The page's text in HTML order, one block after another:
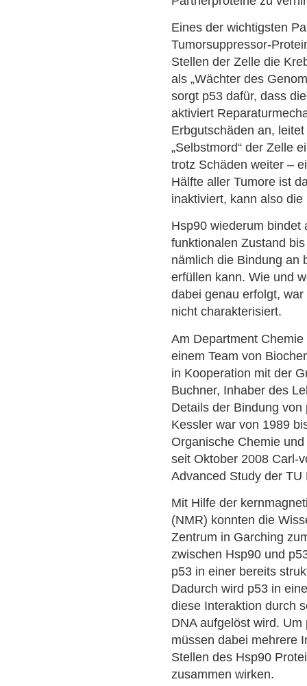
Eines der wichtigsten
Tumorsuppressor-
Stellen der Zelle die
als „Wächter des
sorgt p53 dafür, dass
aktiviert
Erbgutschäden an,
„Selbstmord“ der Zelle
trotz Schäden weiter –
Hälfte aller Tumore ist
inaktiviert, kann also
Hsp90 wiederum bindet
funktionalen Zustand
nämlich die Bindung an
erfüllen kann. Wie und
dabei genau erfolgt,
nicht charakterisiert.
Am Department
einem Team von
in Kooperation mit der
Buchner, Inhaber des
Details der Bindung
Kessler war von 1989
Organische Chemie
seit Oktober 2008 Carl-
Advanced Study der
Mit Hilfe der
(NMR) konnten die
Zentrum in Garching
zwischen Hsp90 und
p53 in einer bereits
Dadurch wird p53 in
diese Interaktion durch
DNA aufgelöst wird.
müssen dabei mehrere
Stellen des Hsp90
zusammen wirken.